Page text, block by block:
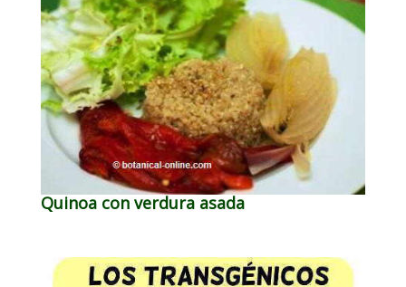
Quinoa con verdura asada